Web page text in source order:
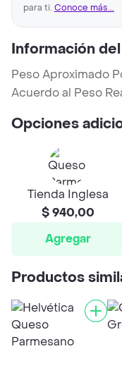
para ti. Conoce más...
Información
Peso Aproximado
Acuerdo al Peso
Opciones
Tienda Inglesa
$ 940,00
Agregar
Productos